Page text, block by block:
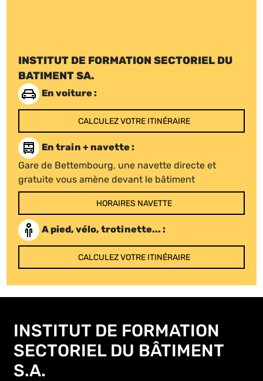
INSTITUT DE FORMATION SECTORIEL DU
BATIMENT SA.
En voiture :
CALCULEZ VOTRE ITINÉRAIRE
En train + navette :
Gare de Bettembourg, une navette directe et
gratuite vous amène devant le bâtiment
HORAIRES NAVETTE
A pied, vélo, trotinette... :
CALCULEZ VOTRE ITINÉRAIRE
INSTITUT DE FORMATION
SECTORIEL DU BÂTIMENT
S.A.